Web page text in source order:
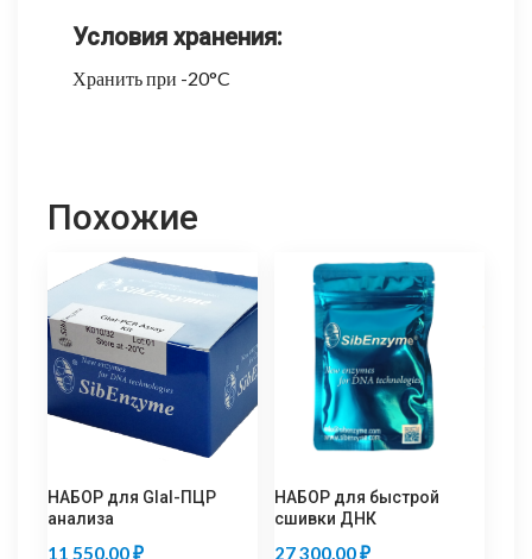
Условия хранения:
Хранить при -20°C
Похожие
НАБОР для GlaI-ПЦР
анализа
11 550,00₽
НАБОР для быстрой
сшивки ДНК
27 300,00₽